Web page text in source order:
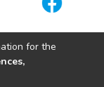
for the